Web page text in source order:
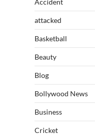
attacked
Basketball
Beauty
Blog
Bollywood News
Business
Cricket